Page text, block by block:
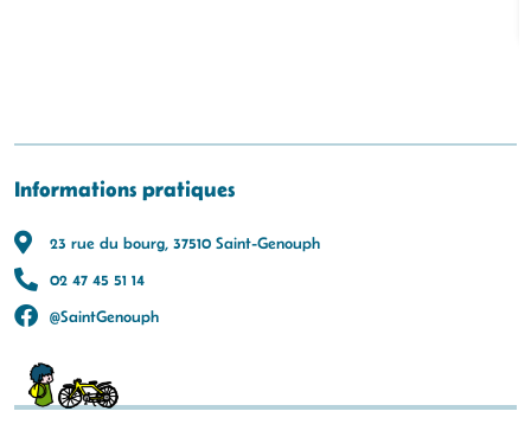
Informations pratiques
23 rue du bourg, 37510 Saint-Genouph
02 47 45 51 14
@SaintGenouph